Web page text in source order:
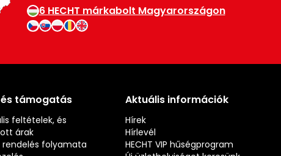
6 HECHT márkabolt Magyarországon
és támogatás
feltételek, és
árak
rendelés folyamata
Aktuális információk
Hírek
Hírlevél
HECHT VIP hűségprogram